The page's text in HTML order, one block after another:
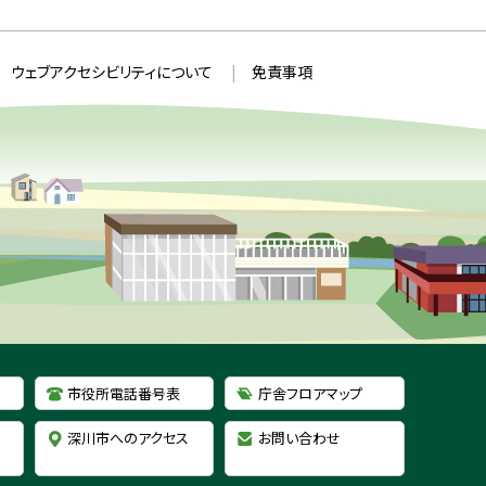
ウェブアクセシビリティについて 免責事項
市役所電話番号表 庁舎フロアマップ
深川市へのアクセス お問い合わせ